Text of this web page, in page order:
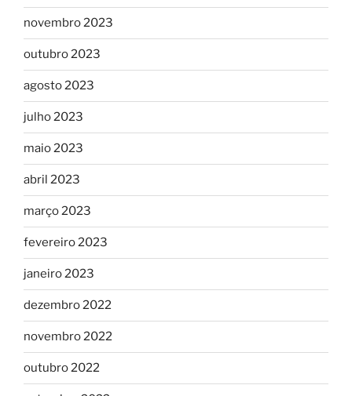
novembro 2023
outubro 2023
agosto 2023
julho 2023
maio 2023
abril 2023
março 2023
fevereiro 2023
janeiro 2023
dezembro 2022
novembro 2022
outubro 2022